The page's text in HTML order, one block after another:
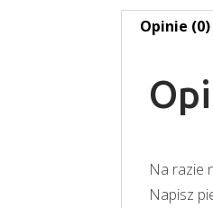
Opinie (0)
Na razie
Napisz